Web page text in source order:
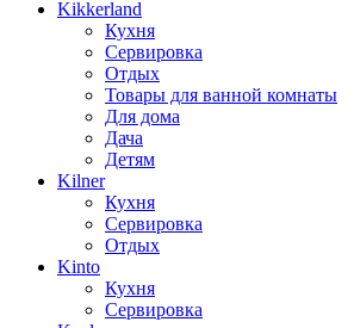
Kikkerland
Кухня
Сервировка
Отдых
Товары для ванной комнаты
Для дома
Дача
Детям
Kilner
Кухня
Сервировка
Отдых
Kinto
Кухня
Сервировка